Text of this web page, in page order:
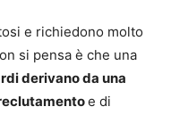
e richiedono molto
si pensa è che una
derivano da una
e di